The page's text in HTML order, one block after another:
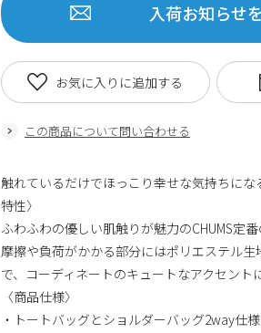
入荷お知らせ
この商品について問い合わせる
お気に入りに追加する
触れているだけでほっこり幸せな気持ちに
特性〉
ふわふわの優しい肌触りが魅力のCHUMS定
摩擦や負荷がかかる部分にはポリエステル
で、コーディネートのキュートなアクセント
〈商品仕様〉
・トートバッグとショルダーバッグ2way仕様